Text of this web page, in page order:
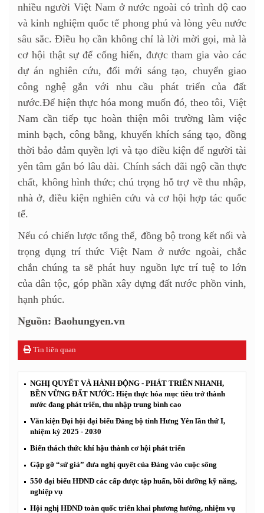
nhiều người Việt Nam ở nước ngoài có trình độ cao
và kinh nghiệm quốc tế phong phú và lòng yêu nước
sâu sắc. Điều họ cần không chỉ là lời mời gọi, mà là
cơ hội thật sự để cống hiến, được tham gia vào các
dự án nghiên cứu, đổi mới sáng tạo, chuyển giao
công nghệ gắn với nhu cầu phát triển của đất
nước.Để hiện thực hóa mong muốn đó, theo tôi, Việt
Nam cần tiếp tục hoàn thiện môi trường làm việc
minh bạch, công bằng, khuyến khích sáng tạo, đồng
thời bảo đảm quyền lợi và tạo điều kiện để người tài
yên tâm gắn bó lâu dài. Chính sách đãi ngộ cần thực
chất, không hình thức; chú trọng hỗ trợ về thu nhập,
nhà ở, điều kiện nghiên cứu và cơ hội hợp tác quốc
tế.
Nếu có chiến lược tổng thể, đồng bộ trong kết nối và
trọng dụng trí thức Việt Nam ở nước ngoài, chắc
chắn chúng ta sẽ phát huy nguồn lực trí tuệ to lớn
của dân tộc, góp phần xây dựng đất nước phồn vinh,
hạnh phúc.
Nguồn: Baohungyen.vn
Tin liên quan
NGHỊ QUYẾT VÀ HÀNH ĐỘNG - PHÁT TRIỂN NHANH,
BỀN VỮNG ĐẤT NƯỚC: Hiện thực hóa mục tiêu trở thành
nước đang phát triển, thu nhập trung bình cao
Văn kiện Đại hội đại biểu Đảng bộ tỉnh Hưng Yên lần thứ I,
nhiệm kỳ 2025 - 2030
Biến thách thức khí hậu thành cơ hội phát triển
Gặp gỡ “sứ giả” đưa nghị quyết của Đảng vào cuộc sống
550 đại biểu HĐND các cấp được tập huấn, bồi dưỡng kỹ năng,
nghiệp vụ
Hội nghị HĐND toàn quốc triển khai phương hướng, nhiệm vụ